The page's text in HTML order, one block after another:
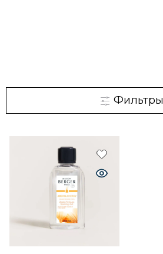
Фильтры